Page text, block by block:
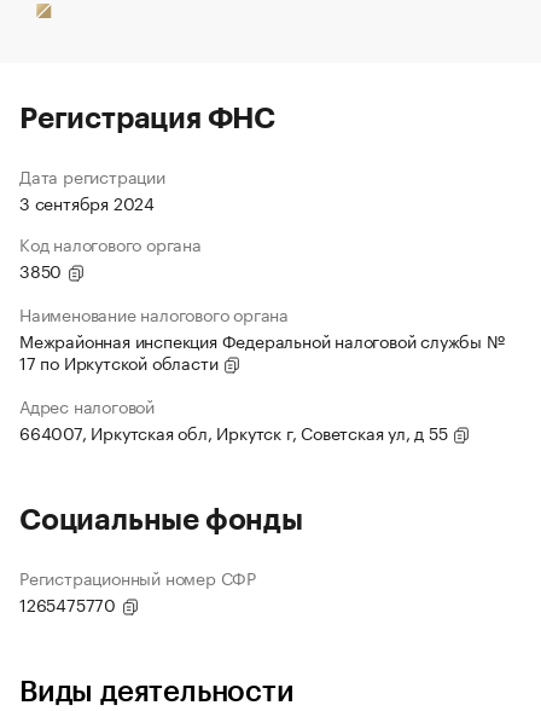
Регистрация ФНС
Дата регистрации
3 сентября 2024
Код налогового органа
3850
Наименование налогового органа
Межрайонная инспекция Федеральной налоговой службы №
17 по Иркутской области
Адрес налоговой
664007, Иркутская обл, Иркутск г, Советская ул, д 55
Социальные фонды
Регистрационный номер СФР
1265475770
Виды деятельности